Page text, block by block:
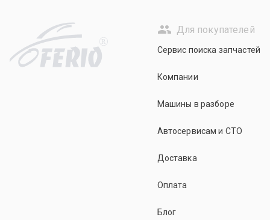
R
Для покупателей
Сервис поиска запчастей
Компании
Машины в разборе
Автосервисам и СТО
Доставка
Оплата
Блог